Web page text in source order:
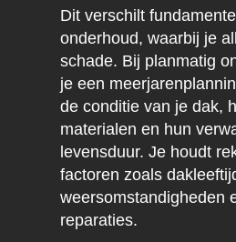
Dit verschilt
onderhoud, waarbij je
schade. Bij planmatig
je een
de conditie van je dak,
materialen en hun
levensduur. Je houdt
factoren zoals
weersomstandigheden
reparaties.